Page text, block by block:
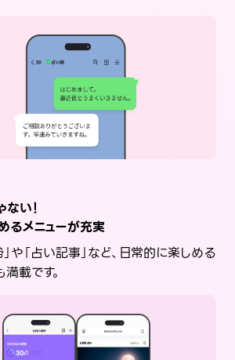
い！
るメニューが充実
や「占い記事」など、日常的に楽しめる
載です。